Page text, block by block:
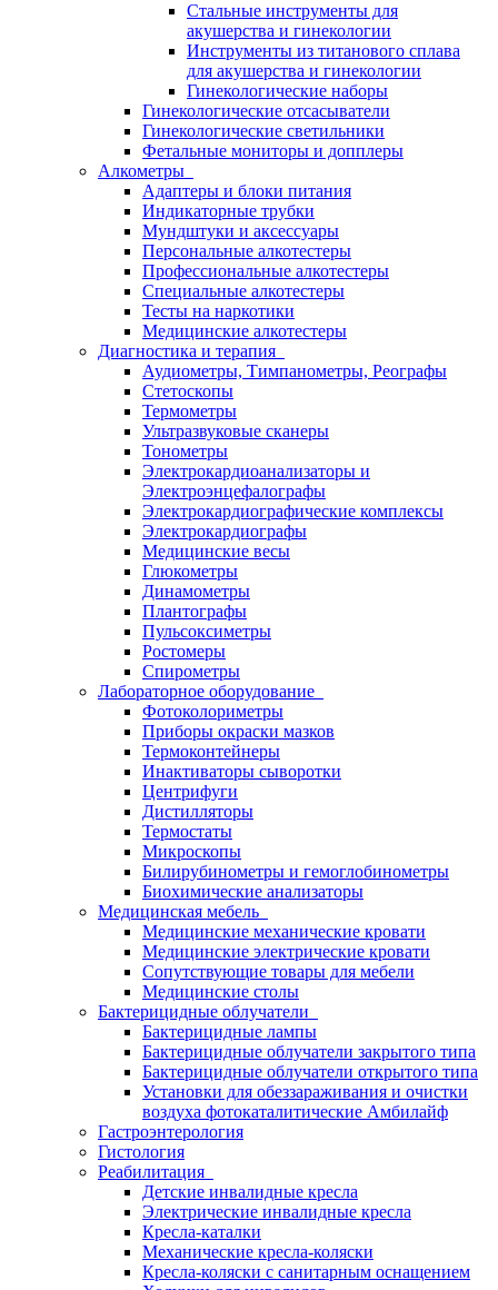
Стальные инструменты для
акушерства и гинекологии
Инструменты из титанового сплава
для акушерства и гинекологии
Гинекологические наборы
Гинекологические отсасыватели
Гинекологические светильники
Фетальные мониторы и допплеры
Алкометры
Адаптеры и блоки питания
Индикаторные трубки
Мундштуки и аксессуары
Персональные алкотестеры
Профессиональные алкотестеры
Специальные алкотестеры
Тесты на наркотики
Медицинские алкотестеры
Диагностика и терапия
Аудиометры, Тимпанометры, Реографы
Стетоскопы
Термометры
Ультразвуковые сканеры
Тонометры
Электрокардиоанализаторы и
Электроэнцефалографы
Электрокардиографические комплексы
Электрокардиографы
Медицинские весы
Глюкометры
Динамометры
Плантографы
Пульсоксиметры
Ростомеры
Спирометры
Лабораторное оборудование
Фотоколориметры
Приборы окраски мазков
Термоконтейнеры
Инактиваторы сыворотки
Центрифуги
Дистилляторы
Термостаты
Микроскопы
Билирубинометры и гемоглобинометры
Биохимические анализаторы
Медицинская мебель
Медицинские механические кровати
Медицинские электрические кровати
Сопутствующие товары для мебели
Медицинские столы
Бактерицидные облучатели
Бактерицидные лампы
Бактерицидные облучатели закрытого типа
Бактерицидные облучатели открытого типа
Установки для обеззараживания и очистки
воздуха фотокаталитические Амбилайф
Гастроэнтерология
Гистология
Реабилитация
Детские инвалидные кресла
Электрические инвалидные кресла
Кресла-каталки
Механические кресла-коляски
Кресла-коляски с санитарным оснащением